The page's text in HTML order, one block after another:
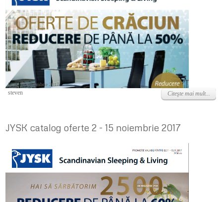
Luni, 20 Noiembrie 2017
steven Citeşte mai mult...
JYSK catalog oferte 2 - 15 noiembrie 2017